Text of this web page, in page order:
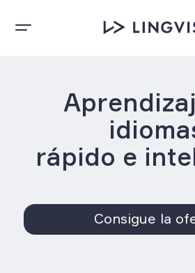
rápido e
Consigue la